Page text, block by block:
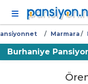
Marmara
Burhaniye